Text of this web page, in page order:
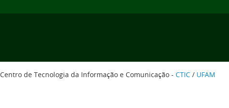
Centro de Tecnologia da Informação e Comunicação - CTIC / UFAM